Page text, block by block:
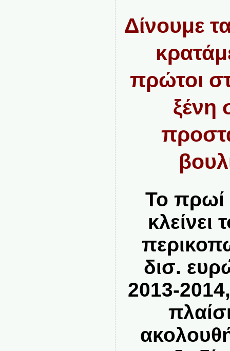
Δίνουμε
πρώτοι
ξένη
Το πρωί
κλείνει
δισ.
2013-